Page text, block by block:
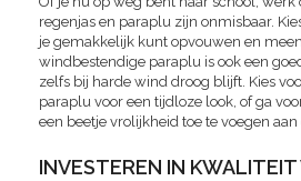
regenjas en paraplu zijn onmisbaar.
je gemakkelijk kunt opvouwen en
windbestendige paraplu is ook een
zelfs bij harde wind droog blijft. Kies
paraplu voor een tijdloze look, of ga
een beetje vrolijkheid toe te voegen
INVESTEREN IN KWALITEIT